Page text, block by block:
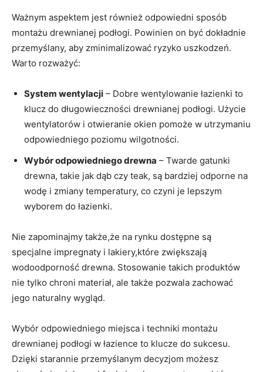
Ważnym aspektem‍ jest również odpowiedni sposób
‌montażu ‍drewnianej podłogi. Powinien on ⁤być dokładnie
przemyślany, ‌aby ‌zminimalizować ryzyko ‍uszkodzeń.
Warto rozważyć:‌
System wentylacji – ⁤Dobre wentylowanie‍ łazienki to
klucz do długowieczności⁣ drewnianej podłogi. Użycie
wentylatorów⁢ i otwieranie⁤ okien pomoże w​ utrzymaniu
odpowiedniego‌ poziomu wilgotności.
Wybór odpowiedniego ⁢drewna – Twarde ⁢gatunki
drewna, takie jak dąb czy teak, są bardziej odporne na
wodę i zmiany temperatury, co ‌czyni je lepszym
wyborem do łazienki.
Nie zapominajmy także,że na⁣ rynku dostępne są
specjalne impregnaty i lakiery,które zwiększają‍
wodoodporność drewna. ‌Stosowanie ‍takich‌ produktów
nie tylko chroni materiał, ale także pozwala zachować‌
jego naturalny⁤ wygląd.
Wybór odpowiedniego miejsca i techniki montażu
drewnianej podłogi w łazience to klucze do ‍sukcesu.
Dzięki starannie przemyślanym ‍decyzjom możesz‍